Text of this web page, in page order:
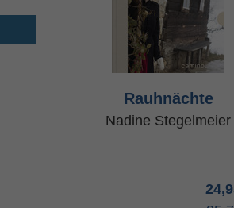
Rauhnächte
Nadine Stegelmeier